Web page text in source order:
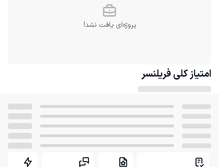
پروژه‌ای یافت نشد!
امتیاز کلی فریلنسر